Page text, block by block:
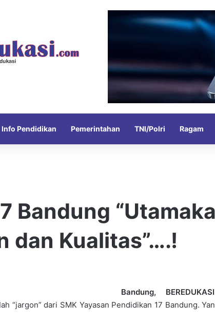
Info Pendidikan Pemerintahan TNI/Polri Ragam
Bandung
dan Kualitas”….!
Bandung,
“jargon” dari SMK Yayasan Pendidikan 17 Bandung.